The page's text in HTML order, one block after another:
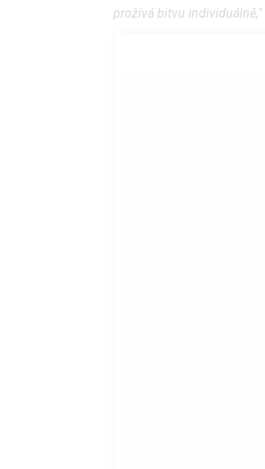
prožívá bitvu individuálně,"